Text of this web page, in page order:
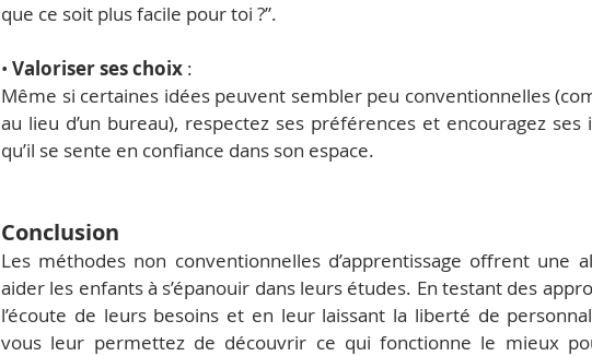
que ce soit plus facile pour toi ?”.
• Valoriser ses choix :
Même si certaines idées peuvent sembler peu conventionnelles
au lieu d’un bureau), respectez ses préférences et encouragez ses
qu’il se sente en confiance dans son espace.
Conclusion
Les méthodes non conventionnelles d’apprentissage offrent une
aider les enfants à s’épanouir dans leurs études. En testant des
l’écoute de leurs besoins et en leur laissant la liberté de
vous leur permettez de découvrir ce qui fonctionne le mieux